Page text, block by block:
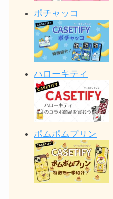
ポチャッコ
ハローキティ
ポムポムプリン